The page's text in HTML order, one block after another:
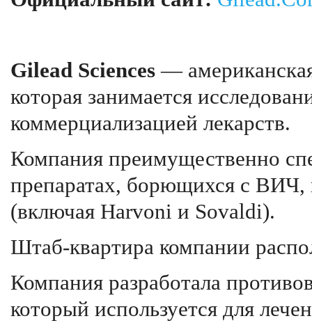
Gilead Sciences —
которая занимается
коммерциализацией лекарств.
Компания преимущественно
препаратах, борющихся с ВИЧ,
(включая Harvoni и Sovaldi).
Штаб-квартира компании
Компания разработала
который используется для